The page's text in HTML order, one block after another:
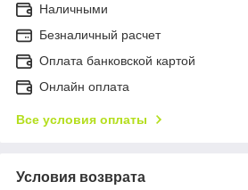
Наличными
Безналичный расчет
Оплата банковской картой
Онлайн оплата
Все условия оплаты
Условия возврата